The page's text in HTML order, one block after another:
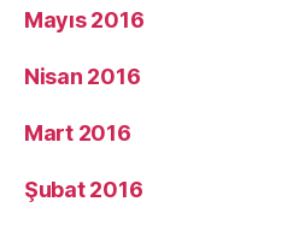
Mayıs 2016
Nisan 2016
Mart 2016
Şubat 2016